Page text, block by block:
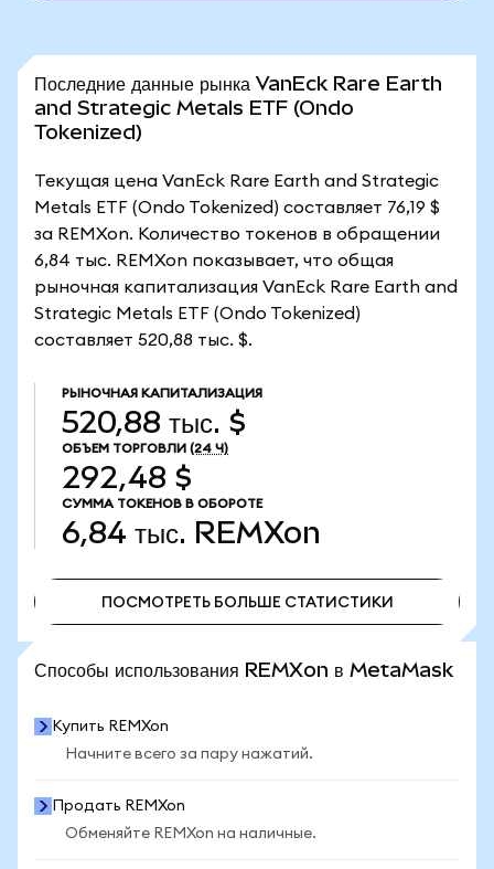
Последние данные рынка VanEck Rare Earth
and Strategic Metals ETF (Ondo
Tokenized)
Текущая цена VanEck Rare Earth and Strategic
Metals ETF (Ondo Tokenized) составляет 76,19 $
за REMXon. Количество токенов в обращении
6,84 тыс. REMXon показывает, что общая
рыночная капитализация VanEck Rare Earth and
Strategic Metals ETF (Ondo Tokenized)
составляет 520,88 тыс. $.
РЫНОЧНАЯ КАПИТАЛИЗАЦИЯ
520,88 тыс. $
ОБЪЕМ ТОРГОВЛИ (24 Ч)
292,48 $
СУММА ТОКЕНОВ В ОБОРОТЕ
6,84 тыс. REMXon
ПОСМОТРЕТЬ БОЛЬШЕ СТАТИСТИКИ
Способы использования REMXon в MetaMask
Купить REMXon
Начните всего за пару нажатий.
Продать REMXon
Обменяйте REMXon на наличные.